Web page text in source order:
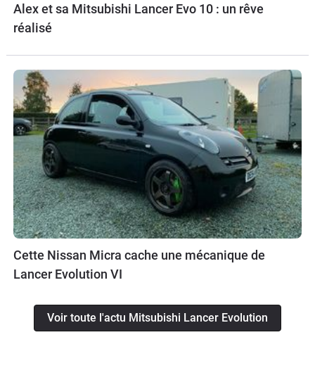
Alex et sa Mitsubishi Lancer Evo 10 : un rêve
réalisé
Cette Nissan Micra cache une mécanique de
Lancer Evolution VI
Voir toute l'actu Mitsubishi Lancer Evolution